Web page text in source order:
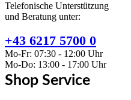
Telefonische Unterstützung
und Beratung unter:
+43 6217 5700 0
Mo-Fr: 07:30 - 12:00 Uhr
Mo-Do: 13:00 - 17:00 Uhr
Shop Service